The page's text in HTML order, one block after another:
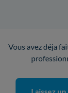
Vous avez déja